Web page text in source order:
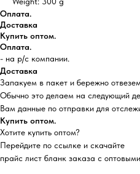
Оплата.
Доставка
Купить оптом.
Оплата.
- на р/с компании.
Доставка
Запакуем в пакет и бережно
Обычно это делаем на следующий
Вам данные по отправки для
Купить оптом.
Хотите купить оптом?
Перейдите по ссылке и скачайте
прайс лист бланк заказа с